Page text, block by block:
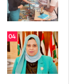
04